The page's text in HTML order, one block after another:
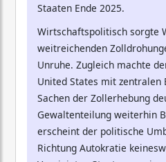
Staaten Ende 2025.
Wirtschaftspolitisch sorgte
weitreichenden
Unruhe. Zugleich machte
United States mit zentralen
Sachen der Zollerhebung
Gewaltenteilung weiterhin
erscheint der politische
Richtung Autokratie